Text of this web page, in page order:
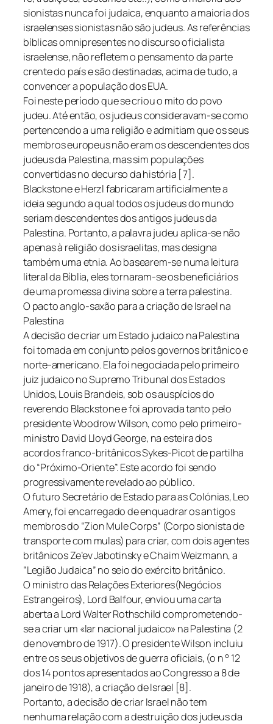
sionistas nunca foi judaica, enquanto a maioria dos
israelenses sionistas não são judeus. As referências
bíblicas omnipresentes no discurso oficialista
israelense, não refletem o pensamento da parte
crente do país e são destinadas, acima de tudo, a
convencer a população dos EUA.
Foi neste período que se criou o mito do povo
judeu. Até então, os judeus consideravam-se como
pertencendo a uma religião e admitiam que os seus
membros europeus não eram os descendentes dos
judeus da Palestina, mas sim populações
convertidas no decurso da história [7].
Blackstone e Herzl fabricaram artificialmente a
ideia segundo a qual todos os judeus do mundo
seriam descendentes dos antigos judeus da
Palestina. Portanto, a palavra judeu aplica-se não
apenas à religião dos israelitas, mas designa
também uma etnia. Ao basearem-se numa leitura
literal da Bíblia, eles tornaram-se os beneficiários
de uma promessa divina sobre a terra palestina.
O pacto anglo-saxão para a criação de Israel na
Palestina
A decisão de criar um Estado judaico na Palestina
foi tomada em conjunto pelos governos britânico e
norte-americano. Ela foi negociada pelo primeiro
juiz judaico no Supremo Tribunal dos Estados
Unidos, Louis Brandeis, sob os auspícios do
reverendo Blackstone e foi aprovada tanto pelo
presidente Woodrow Wilson, como pelo primeiro-
ministro David Lloyd George, na esteira dos
acordos franco-britânicos Sykes-Picot de partilha
do “Próximo-Oriente”. Este acordo foi sendo
progressivamente revelado ao público.
O futuro Secretário de Estado para as Colónias, Leo
Amery, foi encarregado de enquadrar os antigos
membros do “Zion Mule Corps” (Corpo sionista de
transporte com mulas) para criar, com dois agentes
britânicos Ze’ev Jabotinsky e Chaim Weizmann, a
“Legião Judaica” no seio do exército britânico.
O ministro das Relações Exteriores(Negócios
Estrangeiros), Lord Balfour, enviou uma carta
aberta a Lord Walter Rothschild comprometendo-
se a criar um «lar nacional judaico» na Palestina (2
de novembro de 1917). O presidente Wilson incluiu
entre os seus objetivos de guerra oficiais, (o n ° 12
dos 14 pontos apresentados ao Congresso a 8 de
janeiro de 1918), a criação de Israel [8].
Portanto, a decisão de criar Israel não tem
nenhuma relação com a destruição dos judeus da